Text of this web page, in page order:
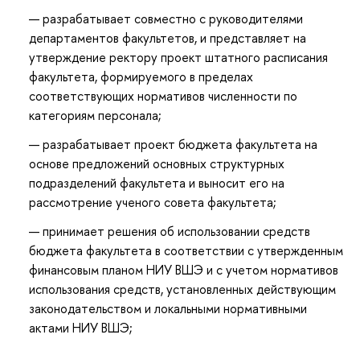
разрабатывает совместно с руководителями
департаментов факультетов, и представляет на
утверждение ректору проект штатного расписания
факультета, формируемого в пределах
соответствующих нормативов численности по
категориям персонала;
разрабатывает проект бюджета факультета на
основе предложений основных структурных
подразделений факультета и выносит его на
рассмотрение ученого совета факультета;
принимает решения об использовании средств
бюджета факультета в соответствии с утвержденным
финансовым планом НИУ ВШЭ и с учетом нормативов
использования средств, установленных действующим
законодательством и локальными нормативными
актами НИУ ВШЭ;